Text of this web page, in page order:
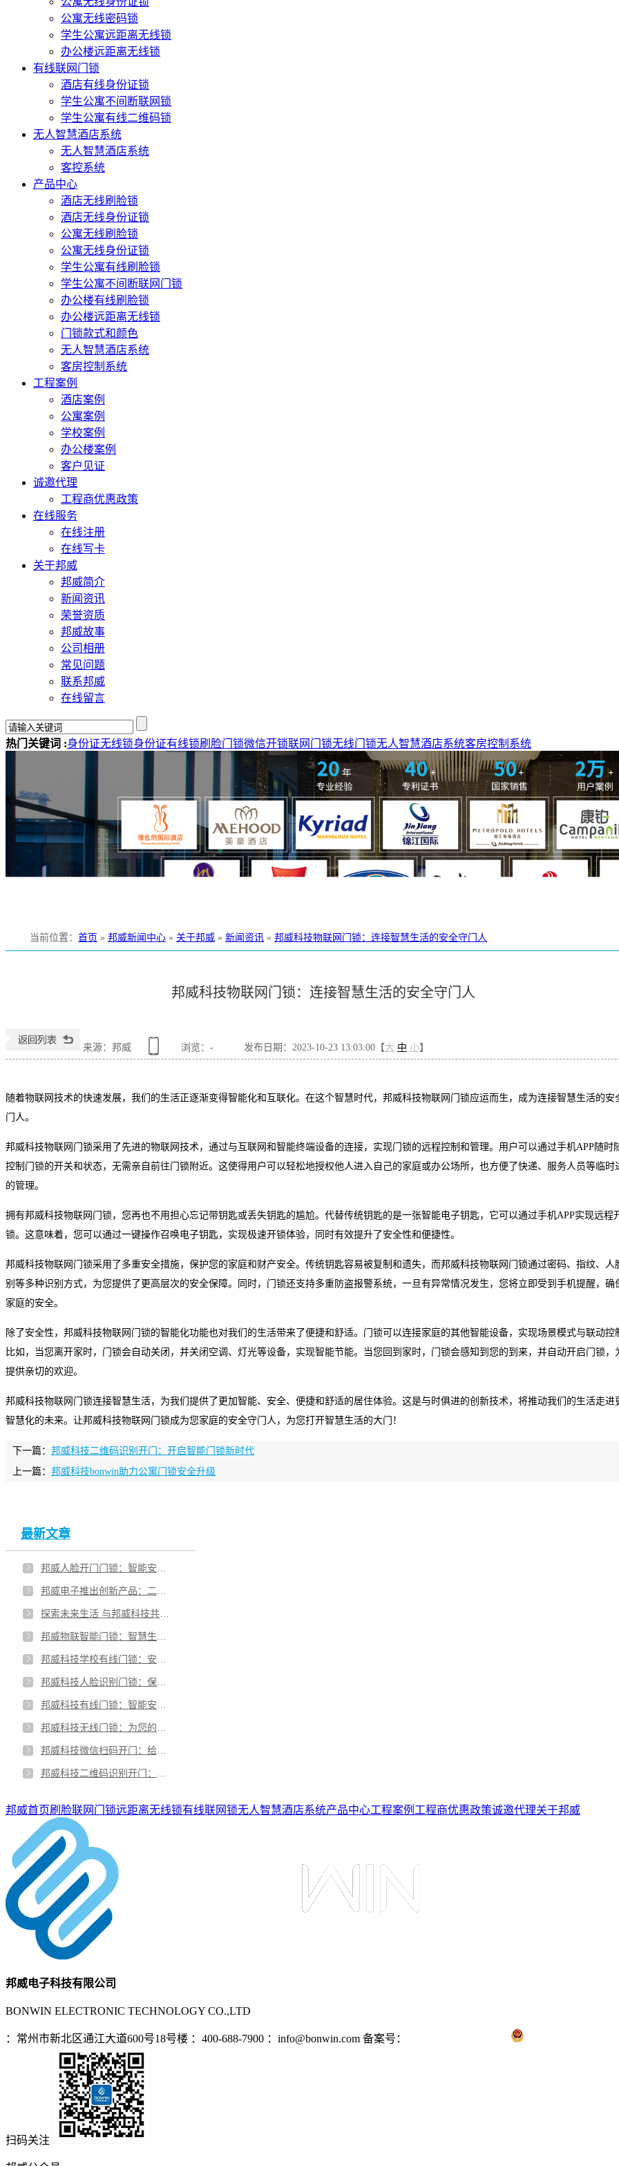
公寓无线密码锁
学生公寓远距离无线锁
办公楼远距离无线锁
有线联网门锁
酒店有线身份证锁
学生公寓不间断联网锁
学生公寓有线二维码锁
无人智慧酒店系统
无人智慧酒店系统
客控系统
产品中心
酒店无线刷脸锁
酒店无线身份证锁
公寓无线刷脸锁
公寓无线身份证锁
学生公寓有线刷脸锁
学生公寓不间断联网门锁
办公楼有线刷脸锁
办公楼远距离无线锁
门锁款式和颜色
无人智慧酒店系统
客房控制系统
工程案例
酒店案例
公寓案例
学校案例
办公楼案例
客户见证
诚邀代理
工程商优惠政策
在线服务
在线注册
在线写卡
关于邦威
邦威简介
新闻资讯
荣誉资质
邦威故事
公司相册
常见问题
联系邦威
在线留言
热门关键词 :身份证无线锁身份证有线锁刷脸门锁微信开锁联网门锁无线门锁无人智慧酒店系统客房控制系统
当前位置 ： 首页 » 邦威新闻中心 » 关于邦威 » 新闻资讯 » 邦威科技物联网门锁：连接智慧生活的安全守门人
邦威科技物联网门锁：连接智慧生活的安全守门人
来源：邦威 浏览： - 发布日期：2023-10-23 13:03:00【大 中 小】
随着物联网技术的快速发展，我们的生活正逐渐变得智能化和互联化。在这个智慧时代，邦威科技物联网门锁应运而生，成为连接智慧生活的安
门人。
邦威科技物联网门锁采用了先进的物联网技术，通过与互联网和智能终端设备的连接，实现门锁的远程控制和管理。用户可以通过手机APP随时
控制门锁的开关和状态，无需亲自前往门锁附近。这使得用户可以轻松地授权他人进入自己的家庭或办公场所，也方便了快递、服务人员等临时
的管理。
拥有邦威科技物联网门锁，您再也不用担心忘记带钥匙或丢失钥匙的尴尬。代替传统钥匙的是一张智能电子钥匙，它可以通过手机APP实现远程
锁。这意味着，您可以通过一键操作召唤电子钥匙，实现极速开锁体验，同时有效提升了安全性和便捷性。
邦威科技物联网门锁采用了多重安全措施，保护您的家庭和财产安全。传统钥匙容易被复制和遗失，而邦威科技物联网门锁通过密码、指纹、人
别等多种识别方式，为您提供了更高层次的安全保障。同时，门锁还支持多重防盗报警系统，一旦有异常情况发生，您将立即受到手机提醒，确
家庭的安全。
除了安全性，邦威科技物联网门锁的智能化功能也对我们的生活带来了便捷和舒适。门锁可以连接家庭的其他智能设备，实现场景模式与联动控
比如，当您离开家时，门锁会自动关闭，并关闭空调、灯光等设备，实现智能节能。当您回到家时，门锁会感知到您的到来，并自动开启门锁，
提供亲切的欢迎。
邦威科技物联网门锁连接智慧生活，为我们提供了更加智能、安全、便捷和舒适的居住体验。这是与时俱进的创新技术，将推动我们的生活走进
智慧化的未来。让邦威科技物联网门锁成为您家庭的安全守门人，为您打开智慧生活的大门！
下一篇： 邦威科技二维码识别开门：开启智能门锁新时代
上一篇： 邦威科技bonwin助力公寓门锁安全升级
最新文章
邦威首页刷脸联网门锁远距离无线锁有线联网锁无人智慧酒店系统产品中心工程案例 工程商优惠政策诚邀代理关于邦威
邦威电子科技有限公司
BONWIN ELECTRONIC TECHNOLOGY CO.,LTD
：常州市新北区通江大道600号18号楼 ：400-688-7900 ：info@bonwin.com 备案号：
扫码关注